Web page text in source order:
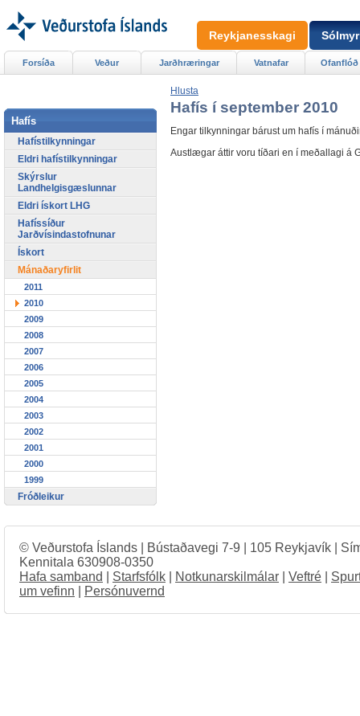
Hlusta
Hafís í september 2010
Engar tilkynningar bárust um hafís í
Austlægar áttir voru tíðari en í meðallagi á
Forsíða Veður Jarðhræringar Vatnafar Ofanflóð
Hafís
Hafístilkynningar
Eldri hafístilkynningar
Skýrslur
Landhelgisgæslunnar
Eldri ískort LHG
Hafíssíður
Jarðvísindastofnunar
Ískort
Mánaðaryfirlit
2011
2010
2009
2008
2007
2006
2005
2004
2003
2002
2001
2000
1999
Fróðleikur
Reykjanesskagi
© Veðurstofa Íslands | Bústaðavegi 7-9 | 105 Reykjavík |
Kennitala 630908-0350
Hafa samband
Starfsfólk Notkunarskilmálar Veftré
um vefinn
Persónuvernd